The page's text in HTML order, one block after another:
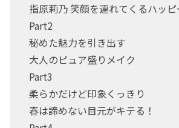
指原莉乃 笑顔を連れてくるハッ
Part2
秘めた魅力を引き出す
大人のピュア盛りメイク
Part3
柔らかだけど印象くっきり
春は諦めない目元がキテる！